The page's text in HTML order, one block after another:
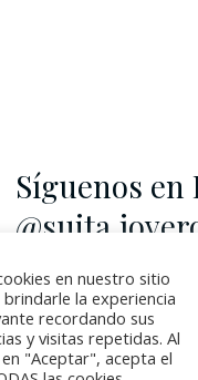
Síguenos
en nuestro sitio
la experiencia
recordando sus
y visitas repetidas. Al
"Aceptar", acepta el